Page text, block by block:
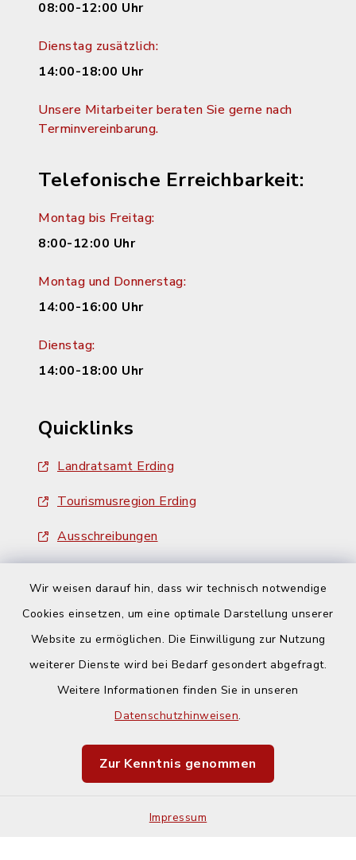
Wir weisen darauf hin, dass wir technisch notwendige
Cookies einsetzen, um eine optimale Darstellung unserer
Website zu ermöglichen. Die Einwilligung zur Nutzung
weiterer Dienste wird bei Bedarf gesondert abgefragt.
Weitere Informationen finden Sie in unseren
Datenschutzhinweisen.
Zur Kenntnis genommen
Impressum
08:00-12:00 Uhr
Dienstag zusätzlich:
14:00-18:00 Uhr
Unsere Mitarbeiter beraten Sie gerne nach
Terminvereinbarung.
Telefonische Erreichbarkeit:
Montag bis Freitag:
8:00-12:00 Uhr
Montag und Donnerstag:
14:00-16:00 Uhr
Dienstag:
14:00-18:00 Uhr
Quicklinks
Landratsamt Erding
Tourismusregion Erding
Ausschreibungen
Barrierefreiheit
Impressum
Sitemap